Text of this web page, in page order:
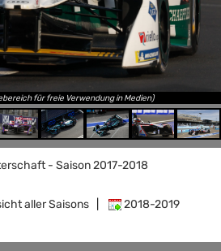
für freie Verwendung in Medien)
- Saison 2017-2018
aller Saisons 2018-2019